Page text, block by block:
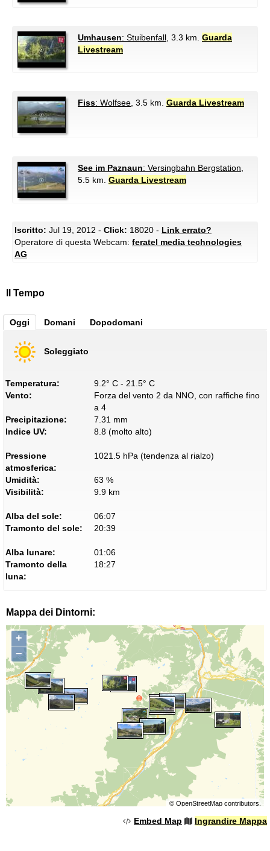
Umhausen: Stuibenfall , 3.3 km. Guarda
Livestream
Fiss: Wolfsee , 3.5 km. Guarda Livestream
See im Paznaun: Versingbahn Bergstation
5.5 km. Guarda Livestream
Iscritto: Jul 19, 2012 - Click: 18020 - Link errato?
Operatore di questa Webcam: feratel media technologies
AG
Il Tempo
Oggi Domani Dopodomani
Soleggiato
Temperatura:
9.2° C - 21.5° C
Vento:
Forza del vento 2 da NNO, con raffiche fino
a 4
Precipitazione:
7.31 mm
Indice UV:
8.8 (molto alto)
Pressione
atmosferica:
1021.5 hPa (tendenza al rialzo)
Umidità:
63 %
Visibilità:
9.9 km
Alba del sole:
06:07
Tramonto del sole:
20:39
Alba lunare:
01:06
Tramonto della
luna:
18:27
Mappa dei Dintorni:
+
−
© OpenStreetMapcontributors.
Embed Map Ingrandire Mappa